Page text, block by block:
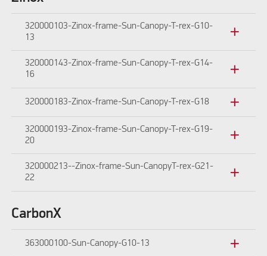
320000103-Zinox-frame-Sun-Canopy-T-rex-G10-
13
add
320000143-Zinox-frame-Sun-Canopy-T-rex-G14-
16
add
320000183-Zinox-frame-Sun-Canopy-T-rex-G18 add
320000193-Zinox-frame-Sun-Canopy-T-rex-G19-
20
add
320000213--Zinox-frame-Sun-CanopyT-rex-G21-
22
add
CarbonX
363000100-Sun-Canopy-G10-13 add